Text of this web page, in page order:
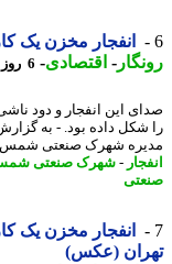
انفجار مخزن یک
-اقتصادی-6 روز پیش - سه شنبه 13 مرداد 1405، 14:52
این انفجار و دود ناشی
داده بود. - به گزارش
شهرک صنعتی شمس آباد
-شهرک صنعتی شمس
انفجار مخزن یک
(عکس)